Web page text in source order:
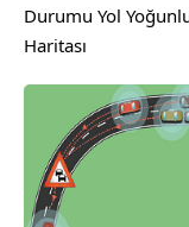
Durumu Yol
Haritası